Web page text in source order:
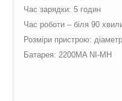
Час зарядки: 5 годин
Час роботи – біля 90
Розміри пристрою:
Батарея: 2200MA NI-MH